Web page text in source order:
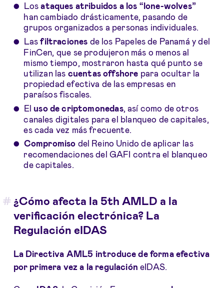
Losataques atribuidos a los “lone-wolves”
han cambiado drásticamente, pasando de
grupos organizados a personas individuales.
Lasfiltraciones de los Papeles de Panamá y del
FinCen, que se produjeron más o menos al
mismo tiempo, mostraron hasta qué punto se
utilizan las cuentas offshore para ocultar la
propiedad efectiva de las empresas en
paraísos fiscales.
El uso de criptomonedas, así como de otros
canales digitales para el blanqueo de capitales,
es cada vez más frecuente.
Compromiso del Reino Unido de aplicar las
recomendaciones del GAFI contra el blanqueo
de capitales.
¿Cómo afecta la 5th AMLD a la
verificación electrónica? La
Regulación eIDAS
La Directiva AML5 introduce de forma efectiva
por primera vez a la regulacióneIDAS.